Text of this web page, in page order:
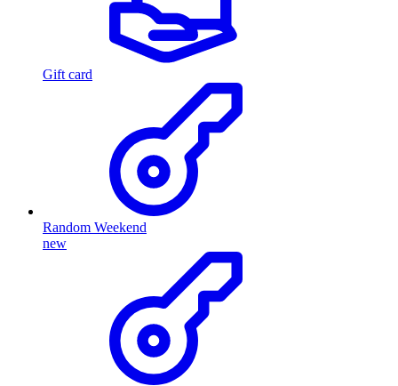
Gift card
Random Weekend
new